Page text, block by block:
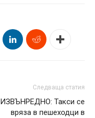
Следваща статия
ИЗВЪНРЕДНО: Такси се
вряза в пешеходци в